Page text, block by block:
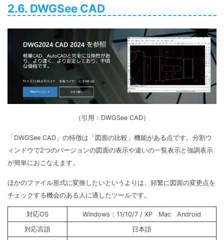
2.6. DWGSee CAD
（引用：DWGSee CAD）
「DWGSee CAD」の特徴は「図面の比較」機能がある点です。分割ウ
ィンドウで2つのバージョンの図面の表示や違いの一覧表示と強調表示
が簡単におこなえます。
ほかのファイル形式に変換したいというよりは、頻繁に図面の変更点を
チェックする機会のある人に適したツールです。
対応OS
Windows：11/10/7 / XP Mac Android
対応言語
日本語